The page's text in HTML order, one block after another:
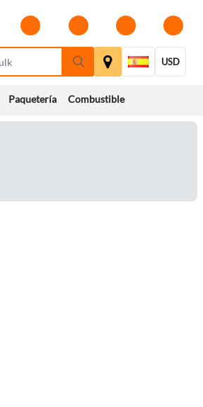
USD
Paquetería Combustible